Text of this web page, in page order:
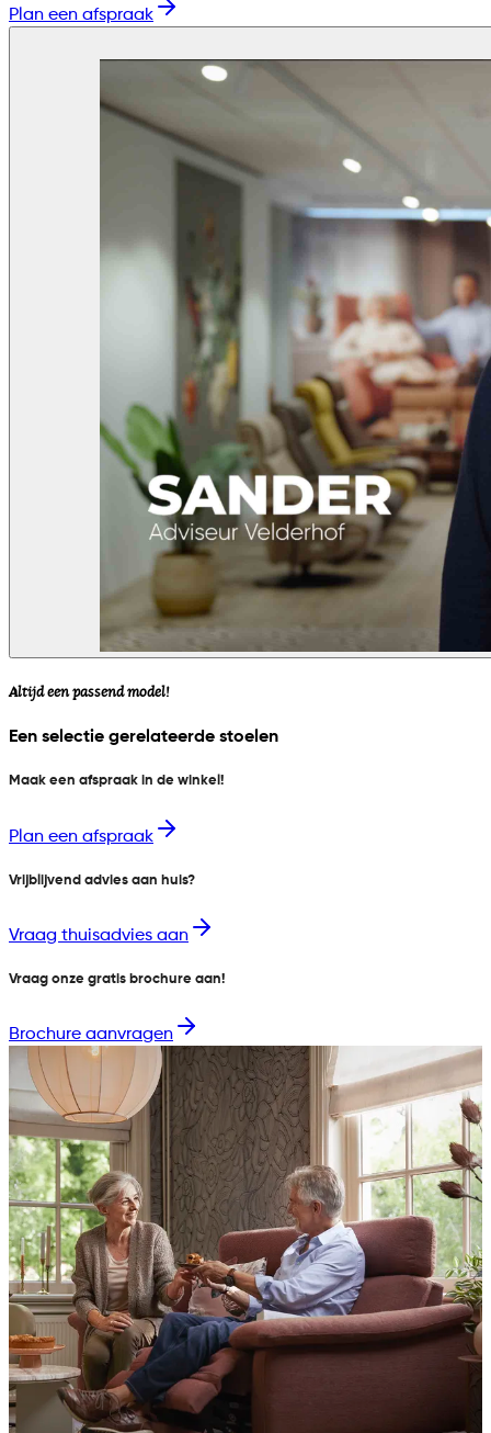
Plan een afspraak
Altijd een passend model!
Een selectie gerelateerde stoelen
Maak een afspraak in de winkel!
Plan een afspraak
Vrijblijvend advies aan huis?
Vraag thuisadvies aan
Vraag onze gratis brochure aan!
Brochure aanvragen